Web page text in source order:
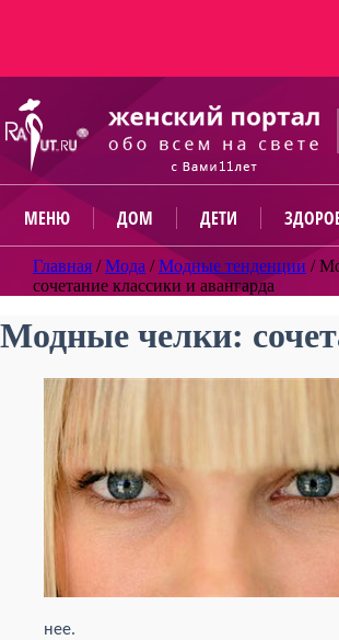
МЕНЮ ДОМ ДЕТИ
Главная /Мода /Модные тенденции /
сочетание классики и авангарда
Модные челки:
нее.